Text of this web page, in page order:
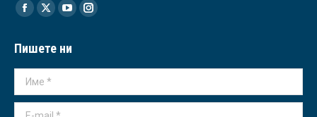
Find us on:
Facebook
opens
in
new
X
opens
in
YouTube
opens
in
Instagram
in
Пишете ни
Име *
E-mail *